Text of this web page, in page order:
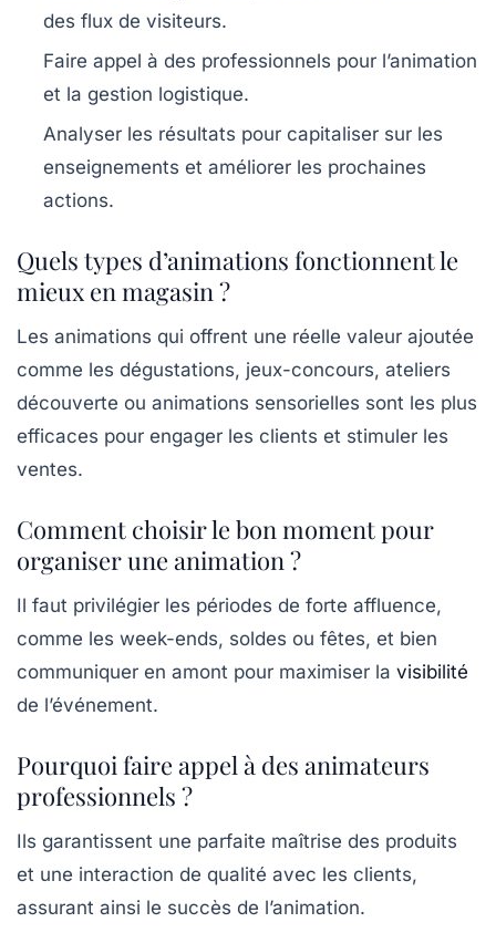
des flux de visiteurs.
Faire appel à des professionnels pour l’animation
et la gestion logistique.
Analyser les résultats pour capitaliser sur les
enseignements et améliorer les prochaines
actions.
Quels types d’animations fonctionnent le
mieux en magasin ?
Les animations qui offrent une réelle valeur ajoutée
comme les dégustations, jeux-concours, ateliers
découverte ou animations sensorielles sont les plus
efficaces pour engager les clients et stimuler les
ventes.
Comment choisir le bon moment pour
organiser une animation ?
Il faut privilégier les périodes de forte affluence,
comme les week-ends, soldes ou fêtes, et bien
communiquer en amont pour maximiser la visibilité
de l’événement.
Pourquoi faire appel à des animateurs
professionnels ?
Ils garantissent une parfaite maîtrise des produits
et une interaction de qualité avec les clients,
assurant ainsi le succès de l’animation.